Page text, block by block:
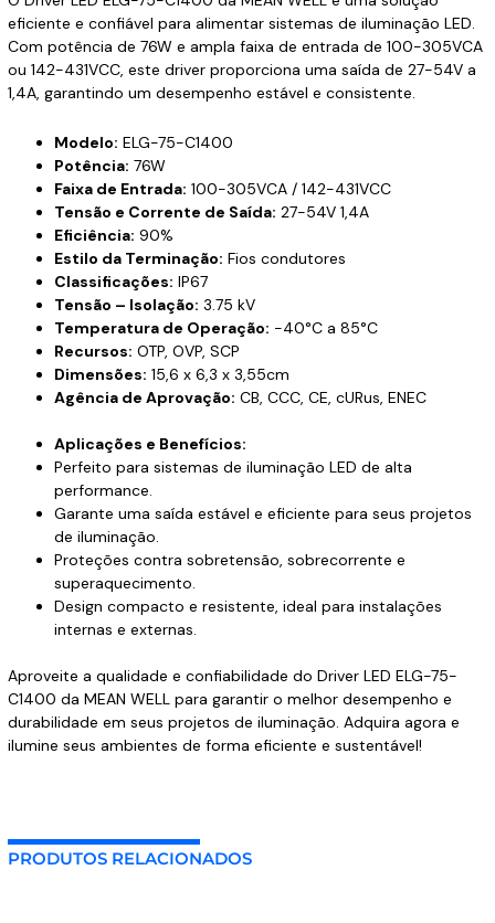
eficiente e confiável para alimentar sistemas de iluminação LED.
Com potência de 76W e ampla faixa de entrada de 100-305VCA
ou 142-431VCC, este driver proporciona uma saída de 27-54V a
1,4A, garantindo um desempenho estável e consistente.
Modelo: ELG-75-C1400
Potência: 76W
Faixa de Entrada: 100-305VCA / 142-431VCC
Tensão e Corrente de Saída: 27-54V 1,4A
Eficiência: 90%
Estilo da Terminação: Fios condutores
Classificações: IP67
Tensão – Isolação: 3.75 kV
Temperatura de Operação: -40°C a 85°C
Recursos: OTP, OVP, SCP
Dimensões: 15,6 x 6,3 x 3,55cm
Agência de Aprovação: CB, CCC, CE, cURus, ENEC
Aplicações e Benefícios:
Perfeito para sistemas de iluminação LED de alta
performance.
Garante uma saída estável e eficiente para seus projetos
de iluminação.
Proteções contra sobretensão, sobrecorrente e
superaquecimento.
Design compacto e resistente, ideal para instalações
internas e externas.
Aproveite a qualidade e confiabilidade do Driver LED ELG-75-
C1400 da MEAN WELL para garantir o melhor desempenho e
durabilidade em seus projetos de iluminação. Adquira agora e
ilumine seus ambientes de forma eficiente e sustentável!
PRODUTOS RELACIONADOS